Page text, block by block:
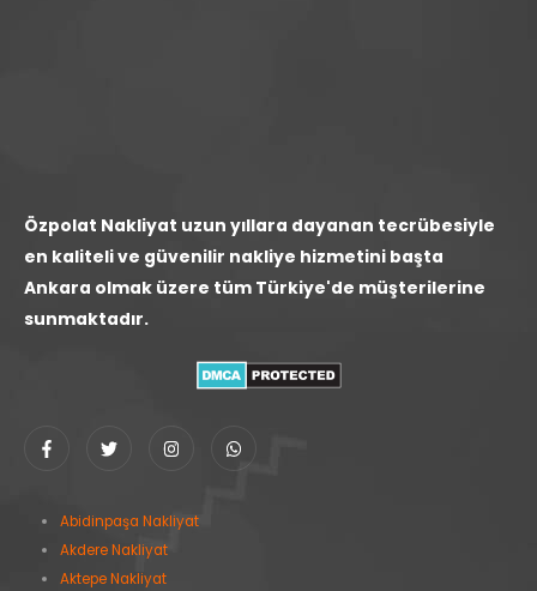
Özpolat Nakliyat uzun yıllara dayanan tecrübesiyle
en kaliteli ve güvenilir nakliye hizmetini başta
Ankara olmak üzere tüm Türkiye'de müşterilerine
sunmaktadır.
Abidinpaşa Nakliyat
Akdere Nakliyat
Aktepe Nakliyat